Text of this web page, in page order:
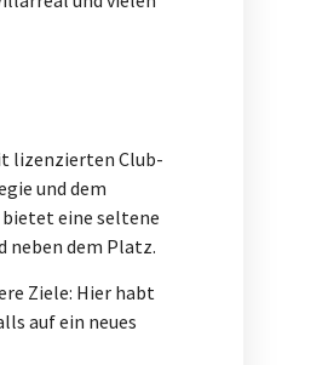
lizenzierten Club-
und dem
eine seltene
neben dem Platz.
Ziele: Hier habt
auf ein neues